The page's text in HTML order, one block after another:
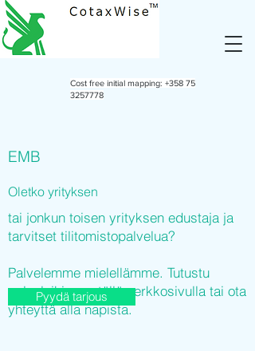
Cost free initial mapping: +358 75
3257778
EMB
Oletko yrityksen
tai jonkun toisen yrityksen edustaja ja
tarvitset tilitomistopalvelua?
Palvelemme mielellämme. Tutustu
palveluihimme tällä verkkosivulla tai ota
yhteyttä alla napista.
Pyydä tarjous